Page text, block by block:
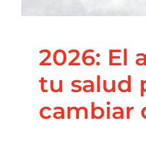
2026: El
tu salud
cambiar